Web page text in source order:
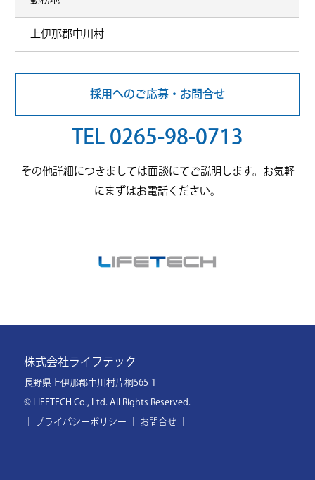
上伊那郡中川村
採用へのご応募・お問合せ
TEL 0265-98-0713
その他詳細につきましては面談にてご説明します。お気軽
にまずはお電話ください。
株式会社ライフテック
長野県上伊那郡中川村片桐565-1
© LIFETECH Co., Ltd. All Rights Reserved.
プライバシーポリシー お問合せ｜